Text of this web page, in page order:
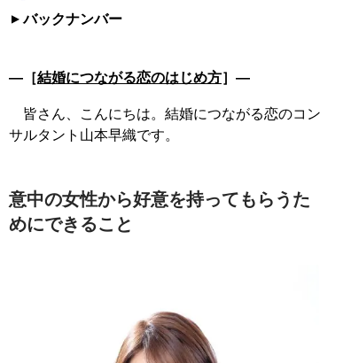
バックナンバー
―［結婚につながる恋のはじめ方］―
皆さん、こんにちは。結婚につながる恋のコン
サルタント山本早織です。
意中の女性から好意を持ってもらうた
めにできること